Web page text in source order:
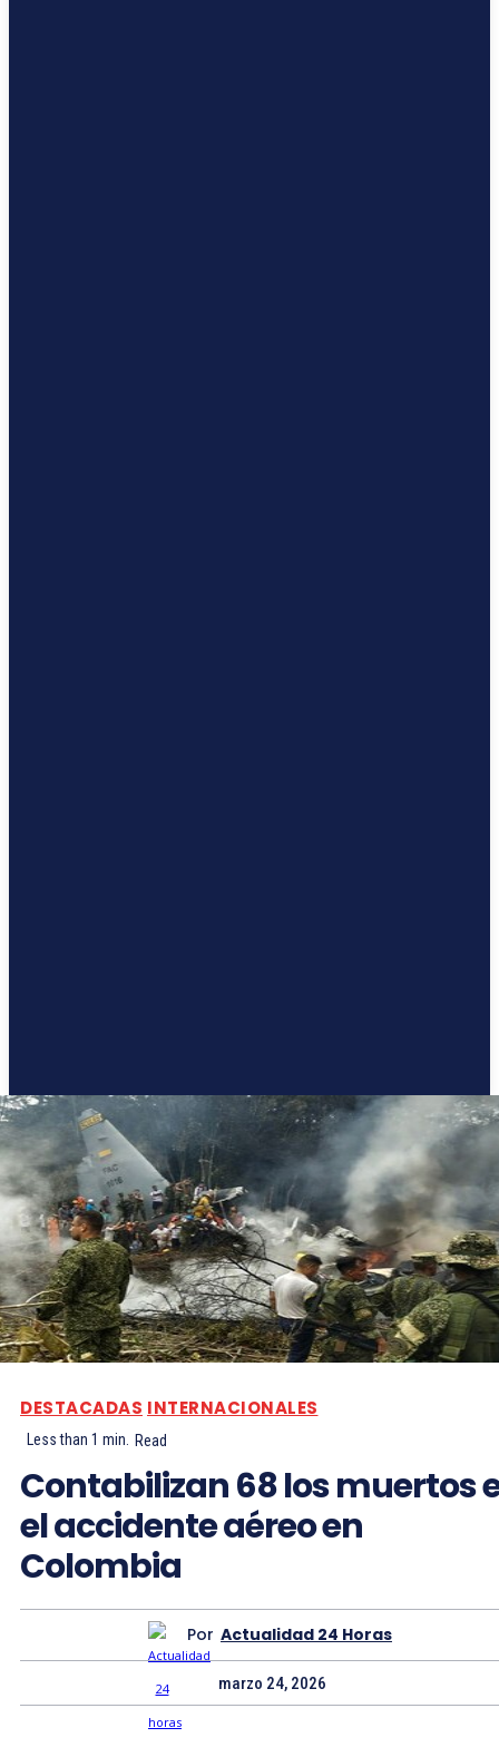
DESTACADAS INTERNACIONALES
Less than 1 min. Read
Contabilizan 68 los muertos
el accidente aéreo en
Colombia
Por Actualidad 24 Horas
marzo 24, 2026